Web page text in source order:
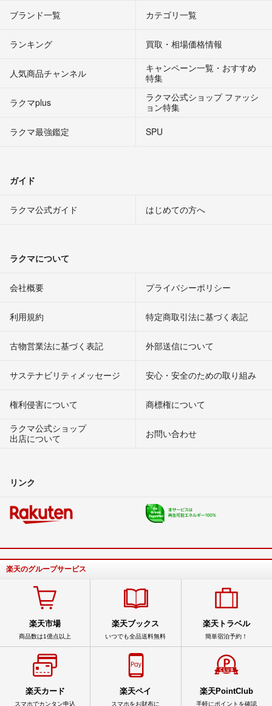
ブランド一覧 カテゴリ一覧
ランキング 買取・相場価格情報
人気商品チャンネル
キャンペーン一覧・おすすめ
特集
ラクマplus
ラクマ公式ショップ ファッシ
ョン特集
ラクマ最強鑑定
SPU
ガイド
ラクマ公式ガイド はじめての方へ
ラクマについて
会社概要 プライバシーポリシー
利用規約 特定商取引法に基づく表記
古物営業法に基づく表記 外部送信について
サステナビリティメッセージ 安心・安全のための取り組み
権利侵害について
商標権について
ラクマ公式ショップ
出店について
お問い合わせ
リンク
楽天のグループサービス
楽天市場
商品数は1億点以上
楽天ブックス
いつでも全品送料無料
楽天トラベル
簡単宿泊予約！
楽天カード
スマホでカンタン申込
楽天ペイ
スマホをお財布に
楽天PointClub
手軽にポイントを確認